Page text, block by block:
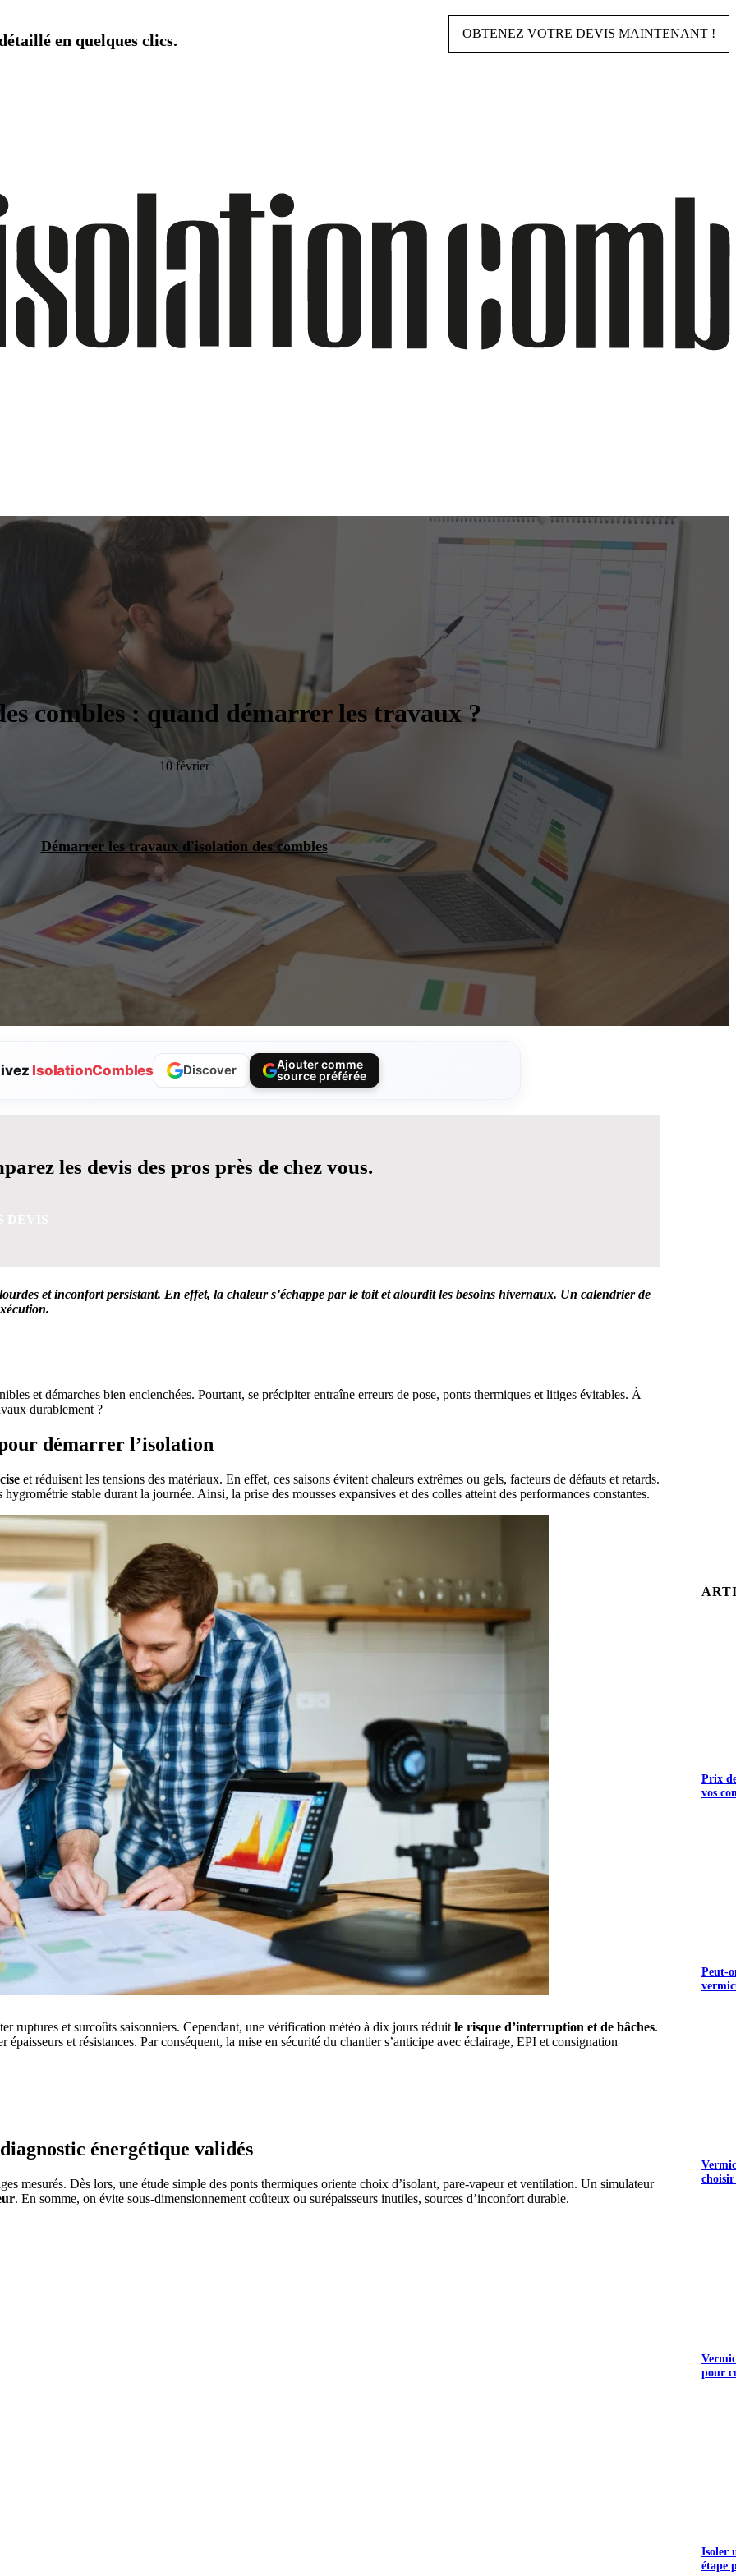
en quelques clics. OBTENEZ VOTRE DEVIS MAINTENANT !
combles : quand démarrer les travaux ?
10 février
Démarrer les travaux d'isolation des combles
IsolationCombles Discover
Ajouter comme
source préférée
les devis des pros près de chez vous.
et inconfort persistant. En effet, la chaleur s’échappe par le toit et alourdit les besoins hivernaux. Un calendrier de
et démarches bien enclenchées. Pourtant, se précipiter entraîne erreurs de pose, ponts thermiques et litiges évitables. À
durablement ?
démarrer l’isolation
et réduisent les tensions des matériaux. En effet, ces saisons évitent chaleurs extrêmes ou gels, facteurs de défauts et retards.
stable durant la journée. Ainsi, la prise des mousses expansives et des colles atteint des performances constantes.
ruptures et surcoûts saisonniers. Cependant, une vérification météo à dix jours réduit le risque d’interruption et de bâches.
épaisseurs et résistances. Par conséquent, la mise en sécurité du chantier s’anticipe avec éclairage, EPI et consignation
énergétique validés
mesurés. Dès lors, une étude simple des ponts thermiques oriente choix d’isolant, pare-vapeur et ventilation. Un simulateur
. En somme, on évite sous-dimensionnement coûteux ou surépaisseurs inutiles, sources d’inconfort durable.
Prix
vos
Peut-
pour
Isoler
étape